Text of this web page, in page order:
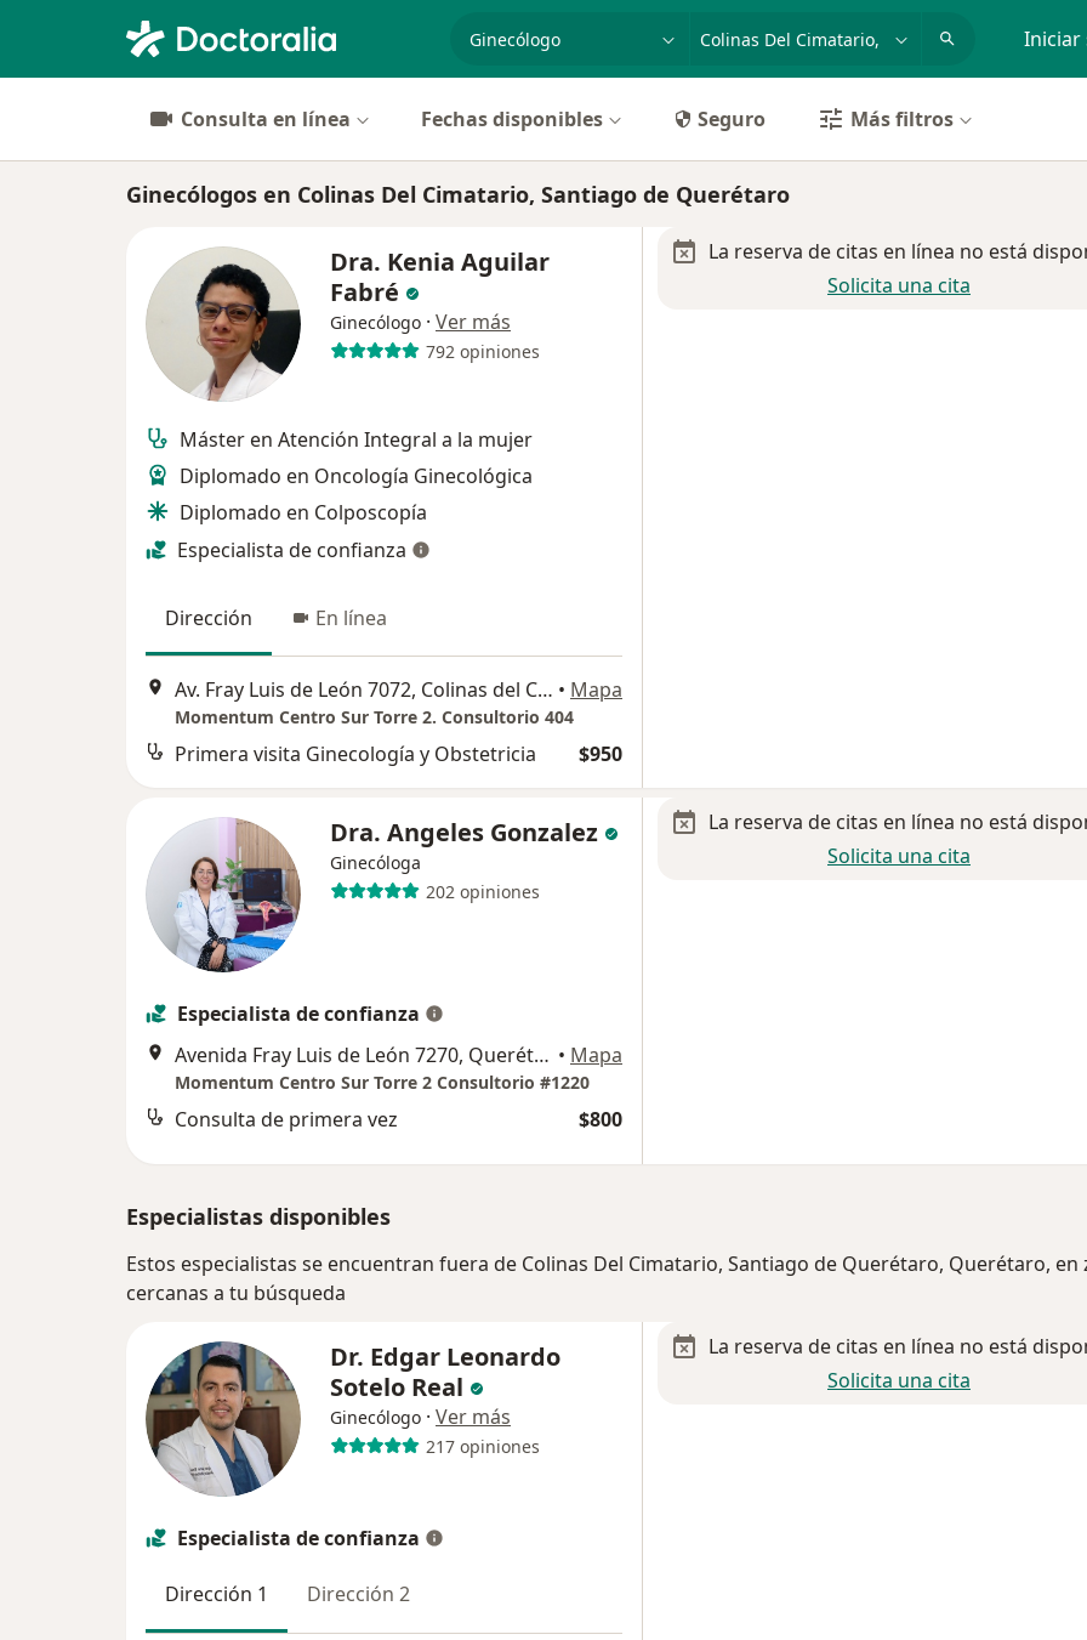
especialidad, enfermedad o nombre Iniciar
Consulta en línea Fechas disponibles Seguro Más filtros
Ginecólogos en Colinas Del Cimatario, Santiago de Querétaro
Dra. Kenia Aguilar
Fabré
Ginecólogo · Ver más
792 opiniones
Máster en Atención Integral a la mujer
Diplomado en Oncología Ginecológica
Diplomado en Colposcopía
Especialista de confianza
Dirección En línea
Av. Fray Luis de León 7072, Colinas del Cimatario, Querétaro • Mapa
Momentum Centro Sur Torre 2. Consultorio 404
Primera visita Ginecología y Obstetricia $950
La reserva de citas en línea no está
Solicita una cita
Dra. Angeles Gonzalez
Ginecóloga
202 opiniones
Especialista de confianza
Avenida Fray Luis de León 7270, Querétaro • Mapa
Momentum Centro Sur Torre 2 Consultorio #1220
Consulta de primera vez $800
La reserva de citas en línea no está
Solicita una cita
Especialistas disponibles
Estos especialistas se encuentran fuera de Colinas Del Cimatario, Santiago de Querétaro, Querétaro, en
cercanas a tu búsqueda
Dr. Edgar Leonardo
Sotelo Real
Ginecólogo · Ver más
217 opiniones
Especialista de confianza
Dirección 1 Dirección 2
La reserva de citas en línea no está
Solicita una cita